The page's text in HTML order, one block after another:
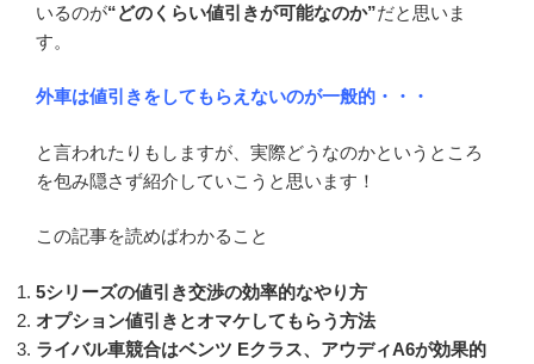
いるのが“どのくらい値引きが可能なのか”だと思いま
す。
外車は値引きをしてもらえないのが一般的・・・
と言われたりもしますが、実際どうなのかというところ
を包み隠さず紹介していこうと思います！
この記事を読めばわかること
5シリーズの値引き交渉の効率的なやり方
オプション値引きとオマケしてもらう方法
ライバル車競合はベンツ Eクラス、アウディA6が効果的